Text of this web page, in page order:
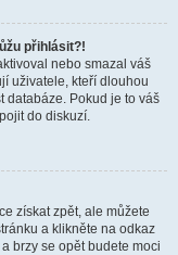
přihlásit?!
nebo smazal váš
uživatele, kteří dlouhou
databáze. Pokud je to váš
do diskuzí.
získat zpět, ale můžete
a klikněte na odkaz
brzy se opět budete moci